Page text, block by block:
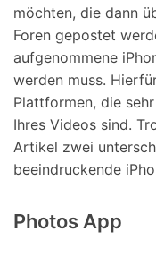
möchten, die dann
Foren gepostet
aufgenommene
werden muss.
Plattformen, die
Ihres Videos sind.
Artikel zwei
beeindruckende
Photos App